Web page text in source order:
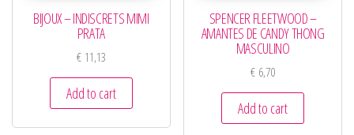
BIJOUX – INDISCRETS MIMI
PRATA
€11,13
Add to cart
SPENCER FLEETWOOD –
AMANTES DE CANDY THONG
MASCULINO
€ 6,70
Add to cart